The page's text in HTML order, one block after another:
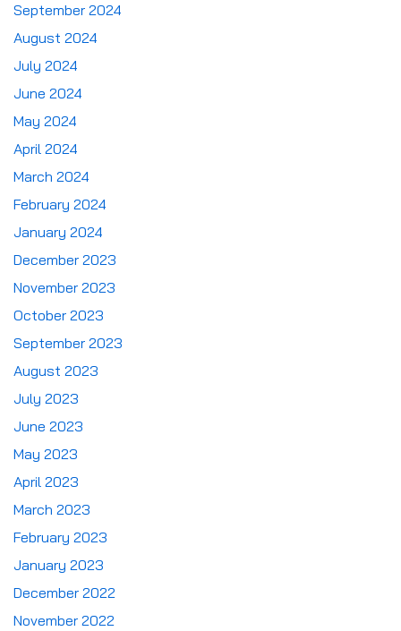
September 2024
August 2024
July 2024
June 2024
May 2024
April 2024
March 2024
February 2024
January 2024
December 2023
November 2023
October 2023
September 2023
August 2023
July 2023
June 2023
May 2023
April 2023
March 2023
February 2023
January 2023
December 2022
November 2022